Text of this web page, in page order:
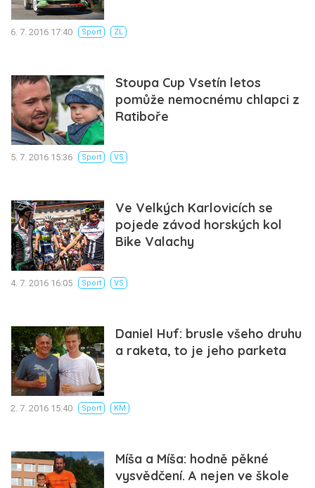
6. 7. 2016 17:40 Sport ZL
Stoupa Cup Vsetín letos
pomůže nemocnému chlapci z
Ratiboře
5. 7. 2016 15:36 Sport VS
Ve Velkých Karlovicích se
pojede závod horských kol
Bike Valachy
4. 7. 2016 16:05 Sport VS
Daniel Huf: brusle všeho druhu
a raketa, to je jeho parketa
2. 7. 2016 15:40 Sport KM
Míša a Míša: hodně pěkné
vysvědčení. A nejen ve škole